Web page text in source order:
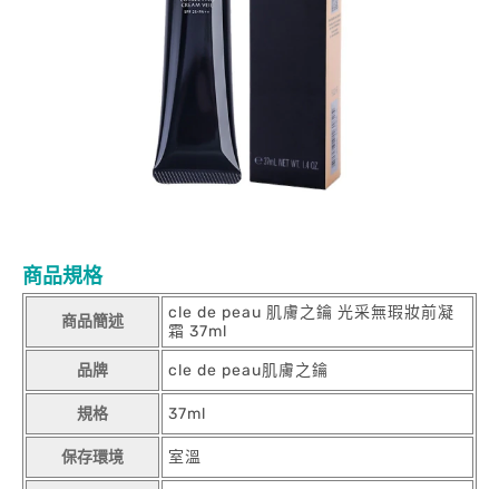
商品規格
商品簡述
cle de peau 肌膚之鑰 光采無瑕妝前凝
霜 37ml
品牌 cle de peau肌膚之鑰
規格 37ml
保存環境 室溫